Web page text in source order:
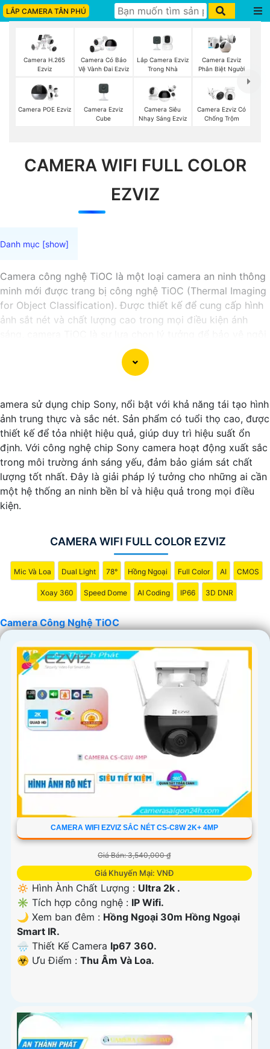
LẮP CAMERA TÂN PHÚ
Camera H.265
Ezviz
Camera Có Bảo
Vệ Vành Đai Ezviz
Lắp Camera Ezviz
Trong Nhà
Camera Ezviz
Phân Biệt Người
Camera POE Ezviz
Camera Ezviz
Cube
Camera Siêu
Nhạy Sáng Ezviz
Camera Ezviz Có
Chống Trộm
CAMERA WIFI FULL COLOR
EZVIZ
Camera công nghệ TiOC là một loại camera an ninh thông
minh mới được trang bị công nghệ TiOC (Thermal Imaging
for Object Classification). Được thiết kế để cung cấp hình
ảnh sắt nét và chất lượng cao trong mọi điều kiện ánh
nhà hay doanh nghiệp của bạn.
Với công nghệ TiOC, camera có khả năng phân biệt rõ
ràng giữa người và vật thể khác, giúp hạn chế tối đa việc
ngờ. Camera TiOC cũng được trang bị cảm biến hồng
ngoại và công nghệ AI để giữ cho hình ảnh luôn rõ ràng,
ngay cả trong điều kiện ánh sáng yếu.
Với khả năng ghi hình sắc nét và độ phân giải cao, camera
TiOC sẽ giúp bạn yên tâm theo dõi và giám sát mọi hoạt
động xung quanh ngôi nhà hay doanh nghiệp của mình.
Đồng thời, tính năng kết nối mạng thông qua ứng dụng di
động cũng giúp bạn dễ dàng kiểm soát và quản lý từ xa
amera sử dụng chip Sony, nổi bật với khả năng tái tạo hình
ảnh trung thực và sắc nét. Sản phẩm có tuổi thọ cao, được
thiết kế để tỏa nhiệt hiệu quả, giúp duy trì hiệu suất ổn
định. Với công nghệ chip Sony camera hoạt động xuất sắc
trong môi trường ánh sáng yếu, đảm bảo giám sát chất
lượng tốt nhất. Đây là giải pháp lý tưởng cho những ai cần
một hệ thống an ninh bền bỉ và hiệu quả trong mọi điều
kiện.
CAMERA WIFI FULL COLOR EZVIZ
Mic Và Loa Dual Light 78° Hồng Ngoại Full Color AI CMOS
Xoay 360 Speed Dome AI Coding IP66 3D DNR
Camera Công Nghệ TiOC
CAMERA WIFI EZVIZ SẮC NÉT CS-C8W 2K+ 4MP
Giá Bán: 3,540,000 ₫
Giá Khuyến Mại: VNĐ
🔅 Hình Ành Chất Lượng : Ultra 2k .
✳️ Tích hợp công nghệ : IP Wifi.
🌙 Xem ban đêm : Hồng Ngoại 30m Hồng Ngoại
Smart IR.
🌧️ Thiết Kế Camera Ip67 360.
️☣️ Ưu Điểm : Thu Âm Và Loa.